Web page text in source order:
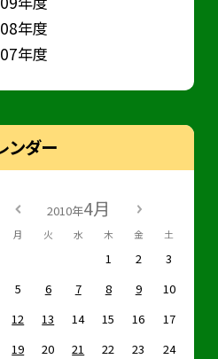
年度
年度
ンダー
2010年4月
月 火 水 木 金 土
1 2
3
5 6 7 8 9
10
12 13 14 15 16
17
19 20 21 22 23
24